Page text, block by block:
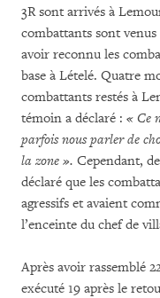
3R sont arrivés à
combattants sont
avoir reconnu les
base à Lételé. Quatre
combattants restés à
témoin a déclaré : « Ce
parfois nous parler de
la zone ». Cependant,
déclaré que les
agressifs et avaient
l’enceinte du chef de
Après avoir rassemblé
exécuté 19 après le